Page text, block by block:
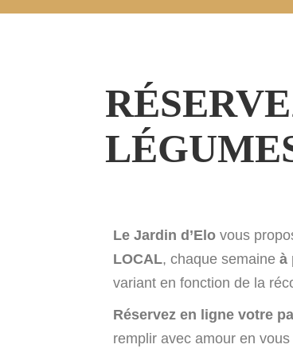
Le Jardin d’Elo vous
LOCAL, chaque semaine à
variant en fonction de la
Réservez en ligne votre
remplir avec amour en